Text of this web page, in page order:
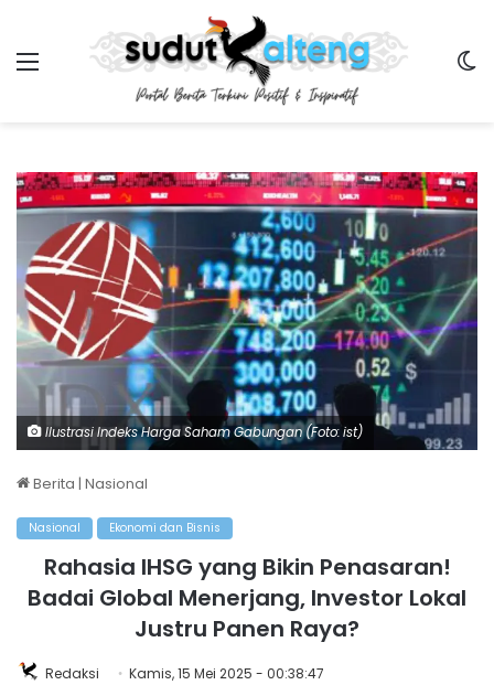
Menu
Ilustrasi Indeks Harga Saham Gabungan (Foto: ist)
Berita | Nasional
Nasional Ekonomi dan Bisnis
Rahasia IHSG yang Bikin Penasaran!
Badai Global Menerjang, Investor Lokal
Justru Panen Raya?
Redaksi Kamis, 15 Mei 2025 - 00:38:47